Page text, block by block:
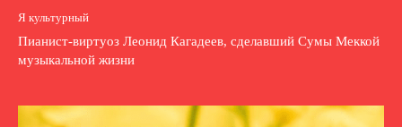
Я культурный
Пианист-виртуоз Леонид Кагадеев, сделавший Сумы Меккой
музыкальной жизни